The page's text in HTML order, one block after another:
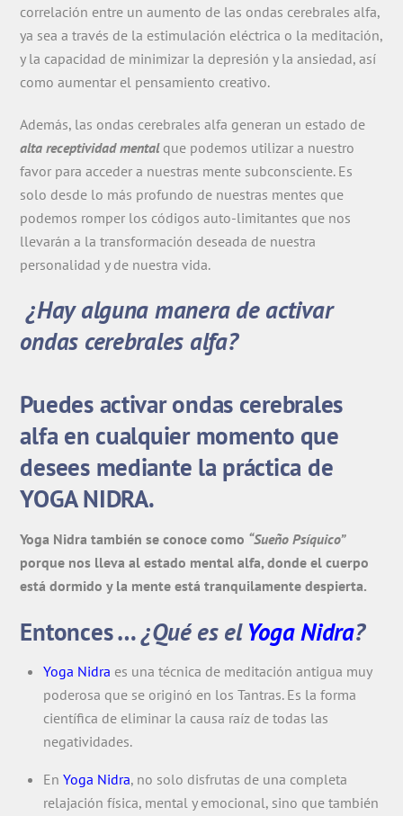
correlación entre un aumento de las ondas cerebrales alfa,
ya sea a través de la estimulación eléctrica o la meditación,
y la capacidad de minimizar la depresión y la ansiedad, así
como aumentar el pensamiento creativo.
Además, las ondas cerebrales alfa generan un estado de
alta receptividad mental que podemos utilizar a nuestro
favor para acceder a nuestras mente subconsciente. Es
solo desde lo más profundo de nuestras mentes que
podemos romper los códigos auto-limitantes que nos
llevarán a la transformación deseada de nuestra
personalidad y de nuestra vida.
¿Hay alguna manera de activar
ondas cerebrales alfa?
Puedes activar ondas cerebrales
alfa en cualquier momento que
desees mediante la práctica de
YOGA NIDRA.
Yoga Nidra también se conoce como “Sueño Psíquico”
porque nos lleva al estado mental alfa, donde el cuerpo
está dormido y la mente está tranquilamente despierta.
Entonces …¿Qué es elYoga Nidra?
Yoga Nidra es una técnica de meditación antigua muy
poderosa que se originó en los Tantras. Es la forma
científica de eliminar la causa raíz de todas las
negatividades.
En Yoga Nidra, no solo disfrutas de una completa
relajación física, mental y emocional, sino que también